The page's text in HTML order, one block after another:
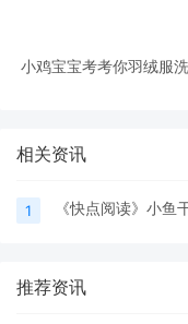
小鸡宝宝考考你羽绒服
相关资讯
1 《快点阅读》小鱼
推荐资讯